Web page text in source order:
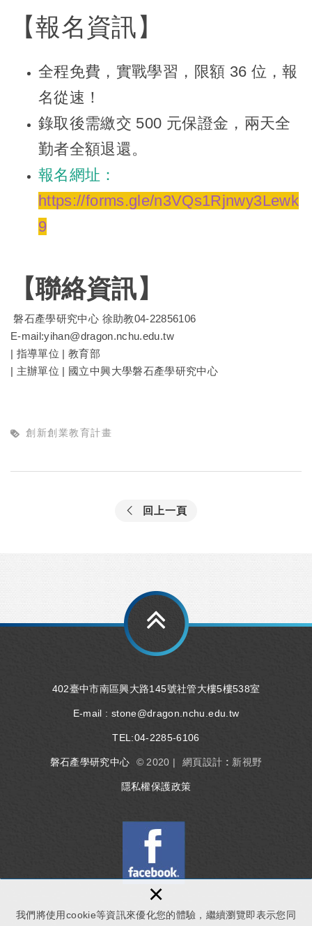
我們將使用cookie等資訊來優化您的體驗，繼續瀏覽即表示您同
×
【報名資訊】
全程免費 ，實戰學習，限額 36 位，報
名從速！
錄取後需繳交 500 元保證金，兩天全
勤者全額退還。
報名網址：
https://forms.gle/n3VQs1Rjnwy3Lewk
9
【聯絡資訊】
磐石產學研究中心 徐助教04-22856106
E-mail:yihan@dragon.nchu.edu.tw
| 指導單位 | 教育部
| 主辦單位 | 國立中興大學磐石產學研究中心
創新創業教育計畫
回上一頁
402臺中市南區興大路145號社管大樓5樓538室
E-mail : stone@dragon.nchu.edu.tw
TEL:04-2285-6106
磐石產學研究中心 © 2020 | 網頁設計 : 新視野
隱私權保護政策